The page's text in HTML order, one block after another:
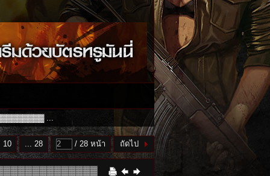
...
10 ... 28 / 28 หน้า ถัดไป